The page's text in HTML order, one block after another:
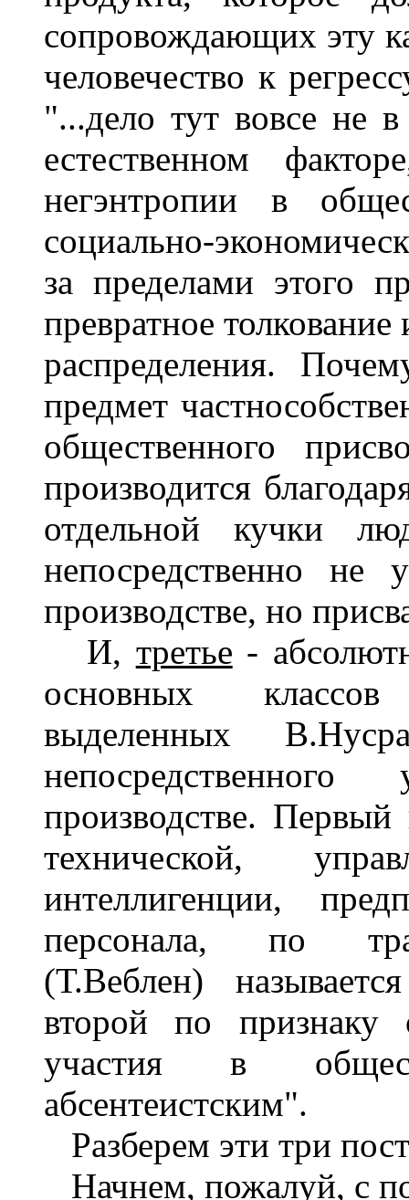
сопровождающих эту
человечество к
"...дело тут вовсе не
естественном
негэнтропии в
социально-
за пределами этого
превратное
распределения.
предмет
общественного
производится
отдельной кучки
непосредственно не
производстве, но
И, третье -
основных классов
выделенных
производстве.
технической,
интеллигенции,
персонала, по
(Т.Веблен)
второй по признаку
участия в
абсентеистским".
Разберем эти три
Начнем, пожалуй, с